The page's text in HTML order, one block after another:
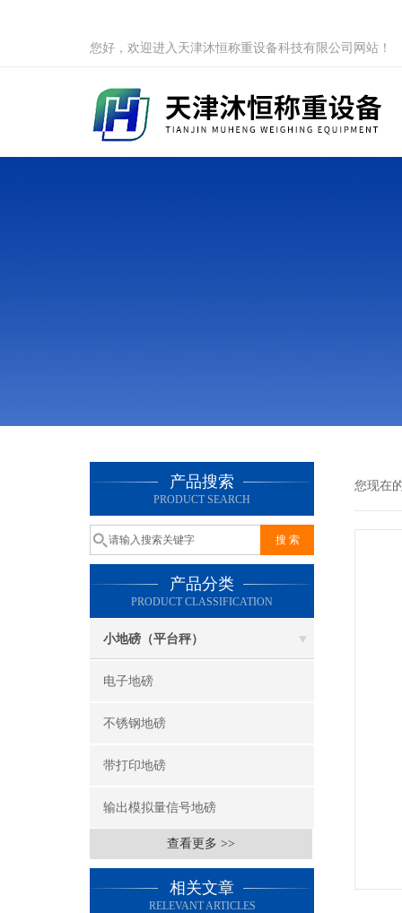
您好，欢迎进入天津沐恒称重设备科技有限公司网站！
产品搜索
PRODUCT SEARCH
产品分类
PRODUCT CLASSIFICATION
小地磅（平台秤）
电子地磅
不锈钢地磅
带打印地磅
输出模拟量信号地磅
查看更多 >>
相关文章
RELEVANT ARTICLES
您现在